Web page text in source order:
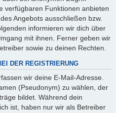
verfügbaren Funktionen anbieten
Angebots ausschließen bzw.
informieren wir dich über
mit ihnen. Ferner geben wir
sowie zu deinen Rechten.
DER REGISTRIERUNG
wir deine E-Mail-Adresse.
(Pseudonym) zu wählen, der
bildet. Während dein
ist, haben nur wir als Betreiber